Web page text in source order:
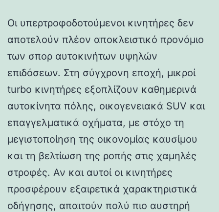
Οι υπερτροφοδοτούμενοι κινητήρες δεν
αποτελούν πλέον αποκλειστικό προνόμιο
των σπορ αυτοκινήτων υψηλών
επιδόσεων. Στη σύγχρονη εποχή, μικροί
turbo κινητήρες εξοπλίζουν καθημερινά
αυτοκίνητα πόλης, οικογενειακά SUV και
επαγγελματικά οχήματα, με στόχο τη
μεγιστοποίηση της οικονομίας καυσίμου
και τη βελτίωση της ροπής στις χαμηλές
στροφές. Αν και αυτοί οι κινητήρες
προσφέρουν εξαιρετικά χαρακτηριστικά
οδήγησης, απαιτούν πολύ πιο αυστηρή